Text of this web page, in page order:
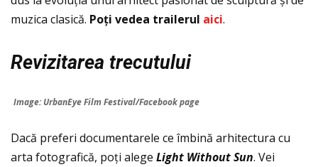
muzica clasică. Poţi vedea trailerul aici.
Revizitarea trecutului
Image: UrbanEye Film Festival/Facebook page
Dacă preferi documentarele ce îmbină arhitectura cu
arta fotografică, poți alege Light Without Sun. Vei